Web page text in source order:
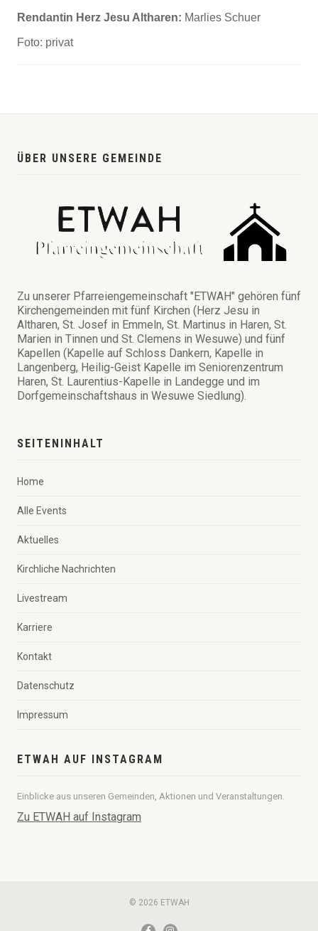
Rendantin Herz Jesu Altharen: Marlies Schuer
Foto: privat
ÜBER UNSERE GEMEINDE
Zu unserer Pfarreiengemeinschaft "ETWAH" gehören fünf
Kirchengemeinden mit fünf Kirchen (Herz Jesu in
Altharen, St. Josef in Emmeln, St. Martinus in Haren, St.
Marien in Tinnen und St. Clemens in Wesuwe) und fünf
Kapellen (Kapelle auf Schloss Dankern, Kapelle in
Langenberg, Heilig-Geist Kapelle im Seniorenzentrum
Haren, St. Laurentius-Kapelle in Landegge und im
Dorfgemeinschaftshaus in Wesuwe Siedlung).
SEITENINHALT
Home
Alle Events
Aktuelles
Kirchliche Nachrichten
Livestream
Karriere
Kontakt
Datenschutz
Impressum
ETWAH AUF INSTAGRAM
Einblicke aus unseren Gemeinden, Aktionen und Veranstaltungen.
Zu ETWAH auf Instagram
© 2026 ETWAH